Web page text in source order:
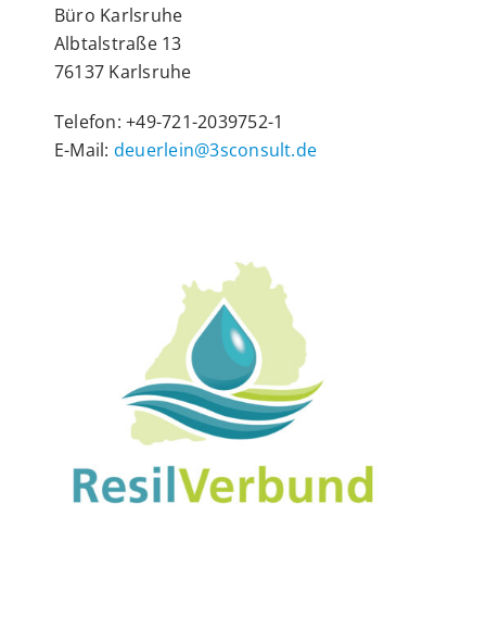
Büro Karlsruhe
Albtalstraße 13
76137 Karlsruhe
Telefon: +49-721-2039752-1
E-Mail: deuerlein@3sconsult.de